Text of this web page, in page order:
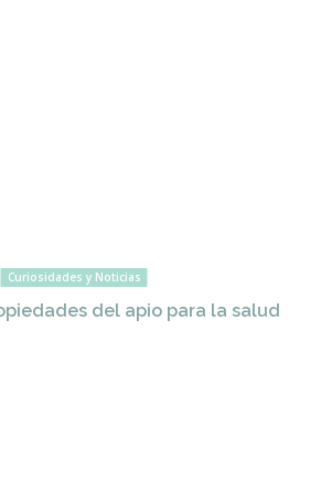
Curiosidades y Noticias
del apio para la salud